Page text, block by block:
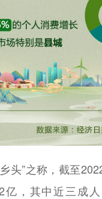
头”之称，截至
亿，其中近三成